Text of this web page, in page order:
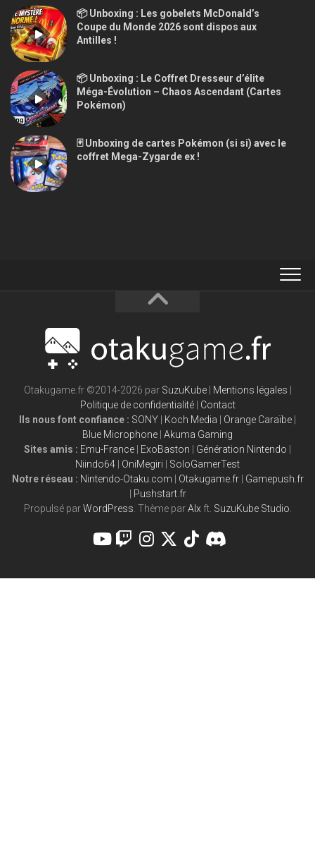
📦 Unboxing : Les gobelets McDonald’s
Coupe du Monde 2026 sont dispos aux
Antilles !
📦 Unboxing : Le Coffret Dresseur d’élite
Méga-Évolution – Chaos Ascendant (Cartes
Pokémon)
🃏 Unboxing de cartes Pokémon (si si) avec le
coffret Mega-Zygarde ex !
Otakugame.fr ©2014-2026 par SuzuKube| Mentions légales
Politique de confidentialité| Contact
Ils nous font confiance : SONY Koch Media Orange Caraïbe
Blue Microphone Akuma Gaming
Sites amis : Emu-France ExoBaston Génération Nintendo
Niindo64
OniMegiri
SoloGamerTest
Notre réseau : Nintendo-Otaku.com Otakugame.fr| Gamepush.fr
Pushstart.fr
Propulsé parWordPress . Thème parAlx ft. SuzuKube Studio